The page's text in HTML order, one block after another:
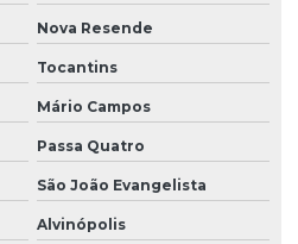
Nova Resende
Tocantins
Mário Campos
Passa Quatro
São João Evangelista
Alvinópolis